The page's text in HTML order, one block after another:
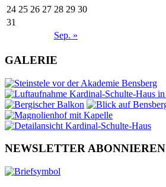
Sep. »
24 25 26 27 28 29 30
31
GALERIE
NEWSLETTER ABONNIEREN